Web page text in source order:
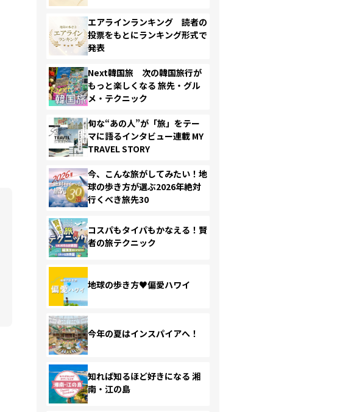
エアラインランキング 読者の
投票をもとにランキング形式で
発表
Next韓国旅 次の韓国旅行が
もっと楽しくなる 旅先・グル
メ・テクニック
旬な“あの人”が「旅」をテー
マに語るインタビュー連載 MY
TRAVEL STORY
今、こんな旅がしてみたい！地
球の歩き方が選ぶ2026年絶対
行くべき旅先30
コスパもタイパもかなえる！賢
者の旅テクニック
地球の歩き方♥偏愛ハワイ
今年の夏はインスパイアへ！
知れば知るほど好きになる 湘
南・江の島